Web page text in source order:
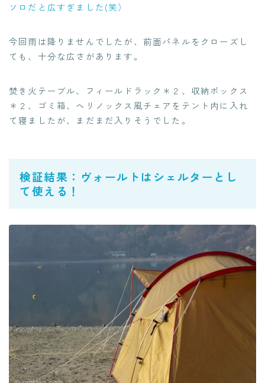
ソロだと広すぎました(笑）
今回雨は降りませんでしたが、前面パネルをクローズし
ても、十分な広さがあります。
焚き火テーブル、フィールドラック＊２、収納ボックス
＊２、ゴミ箱、ヘリノックス風チェアをテント内に入れ
て寝ましたが、まだまだ入りそうでした。
検証結果：ヴォールトはシェルターとし
て使える！